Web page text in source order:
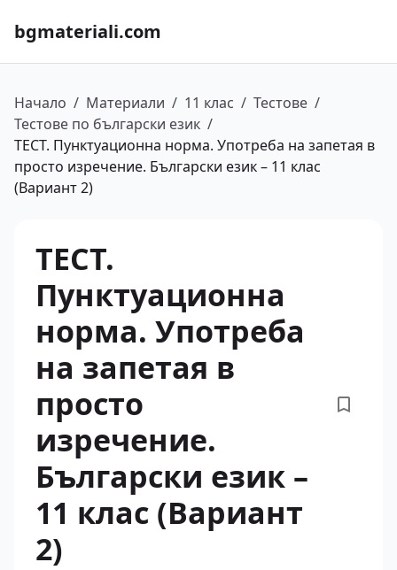
bgmateriali.com
Начало / Материали / 11 клас / Тестове /
Тестове по български език /
ТЕСТ. Пунктуационна норма. Употреба на запетая в
просто изречение. Български език – 11 клас
(Вариант 2)
ТЕСТ.
Пунктуационна
норма. Употреба
на запетая в
просто
изречение.
Български език –
11 клас (Вариант
2)